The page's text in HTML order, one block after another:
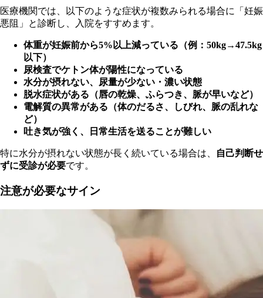
医療機関では、以下のような症状が複数みられる場合に「妊娠
悪阻」と診断し、入院をすすめます。
体重が妊娠前から5%以上減っている（例：50kg→47.5kg
以下）
尿検査でケトン体が陽性になっている
水分が摂れない、尿量が少ない・濃い状態
脱水症状がある（唇の乾燥、ふらつき、脈が早いなど）
電解質の異常がある（体のだるさ、しびれ、脈の乱れな
ど）
吐き気が強く、日常生活を送ることが難しい
特に水分が摂れない状態が長く続いている場合は、
自己判断せ
ずに受診が必要です。
注意が必要なサイン